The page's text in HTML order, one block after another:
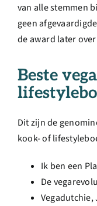
van alle stemmen
geen
de award later
Beste
Dit zijn de
kook- of
Ik ben een
De